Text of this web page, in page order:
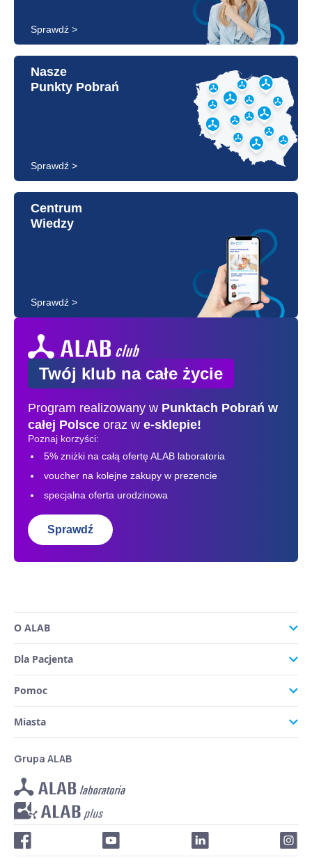
Sprawdź >
Nasze
Punkty Pobrań
Sprawdź >
Centrum
Wiedzy
Sprawdź >
Twój klub na całe życie
Program realizowany w Punktach Pobrań w
całej Polsce oraz w e-sklepie!
Poznaj korzyści:
5% zniżki na całą ofertę ALAB laboratoria
voucher na kolejne zakupy w prezencie
specjalna oferta urodzinowa
Sprawdź
O ALAB
Dla Pacjenta
Pomoc
Miasta
Grupa ALAB